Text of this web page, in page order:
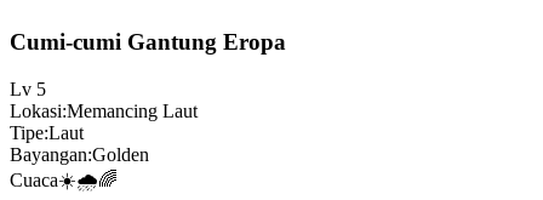
Cumi-cumi Gantung Eropa
Lv 5
Lokasi:Memancing Laut
Tipe:Laut
Bayangan:Golden
Cuaca☀️🌧️🌈